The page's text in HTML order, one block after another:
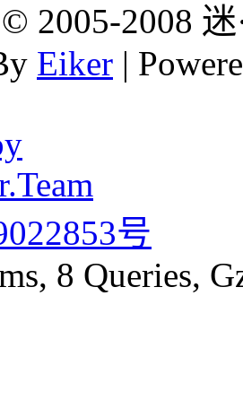
2005-2008
Eiker |
号
8 Queries,